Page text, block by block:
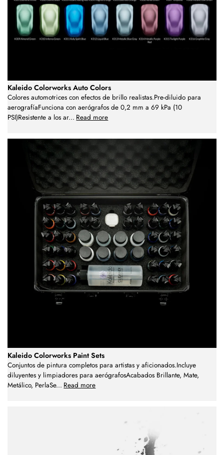
Kaleido Colorworks Auto Colors
Colores automotrices con efectos de brillo realistas.Pre-diluido para
aerografíaFunciona con aerógrafos de 0,2 mm a 69 kPa (10
PSI)Resistente a los ar... Read more
Kaleido Colorworks Paint Sets
Conjuntos de pintura completos para artistas y aficionados.Incluye
diluyentes y limpiadores para aerógrafosAcabados Brillante, Mate,
Metálico, PerlaSe... Read more